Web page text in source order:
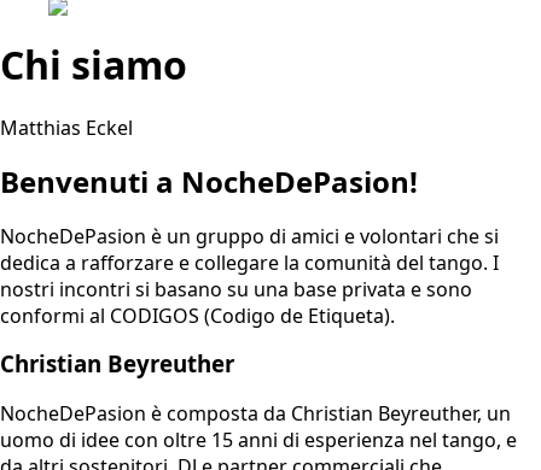
Chi siamo
Matthias Eckel
Benvenuti a NocheDePasion!
NocheDePasion è un gruppo di amici e volontari che si
dedica a rafforzare e collegare la comunità del tango. I
nostri incontri si basano su una base privata e sono
conformi al CODIGOS (Codigo de Etiqueta).
Christian Beyreuther
NocheDePasion è composta da Christian Beyreuther, un
uomo di idee con oltre 15 anni di esperienza nel tango, e